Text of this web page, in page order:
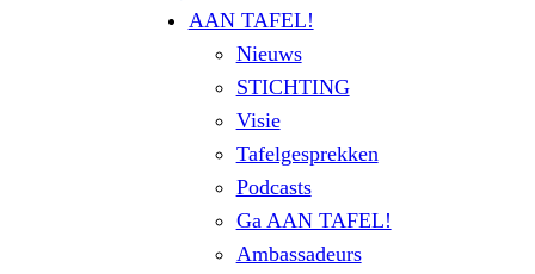
AAN TAFEL!
Nieuws
STICHTING
Visie
Tafelgesprekken
Podcasts
Ga AAN TAFEL!
Ambassadeurs